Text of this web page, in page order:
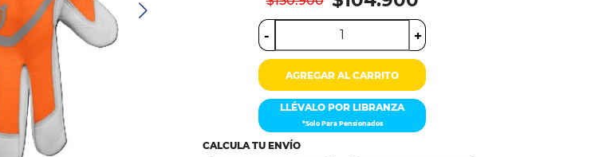
- +
AGREGAR AL CARRITO
LLÉVALO POR LIBRANZA
*Solo Para Pensionados
CALCULA TU ENVÍO